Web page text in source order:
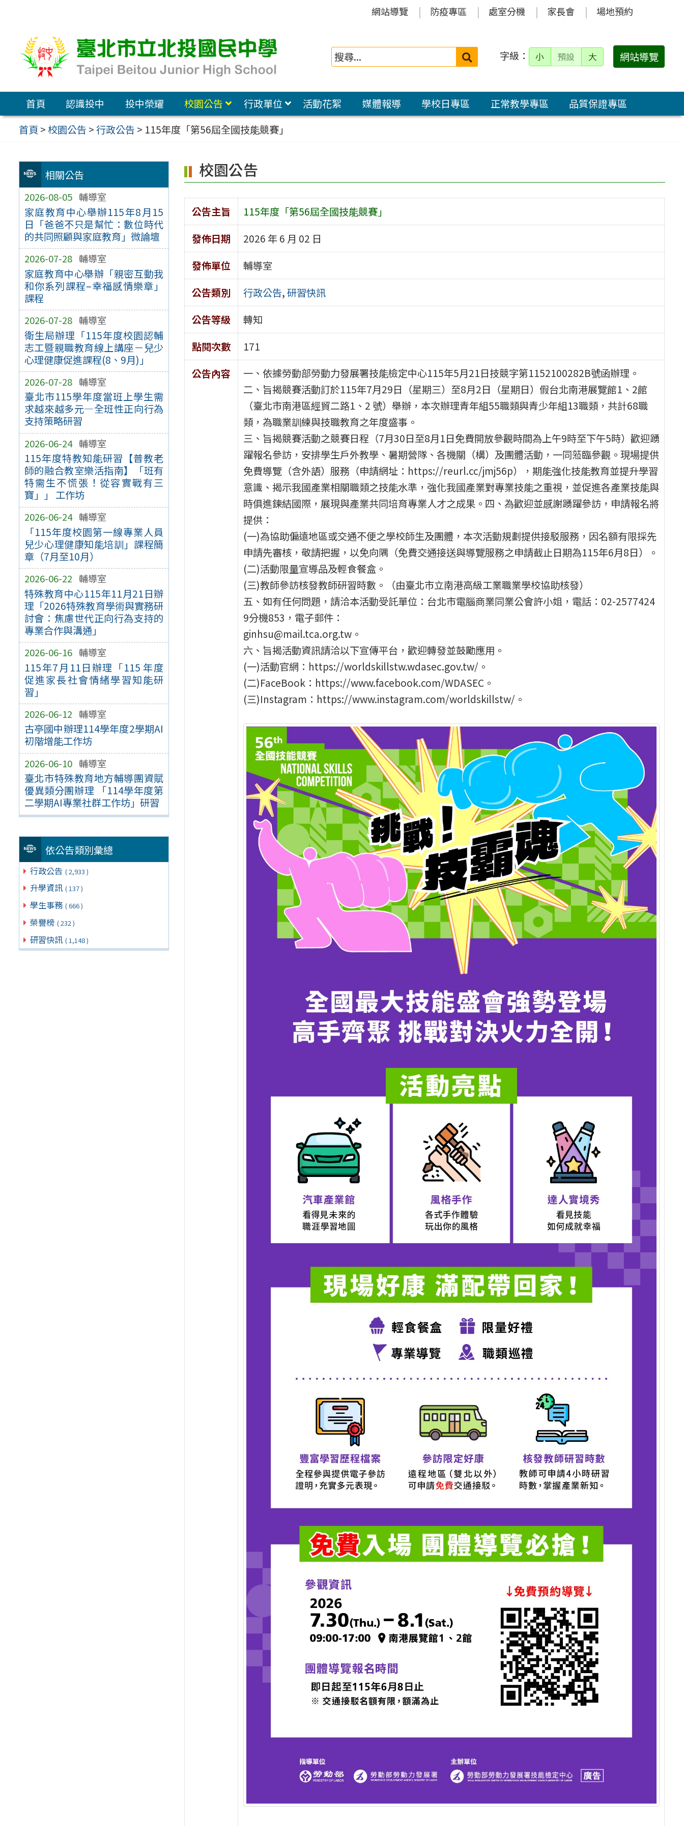
容
區
網站導覽 防疫專區 處室分機 家長會 場地預約
搜
字級： 小 預設 大 網站導覽
首頁 認識投中 投中榮耀 校園公告 行政單位 活動花絮 媒體報導 學校日專區 正常教學專區
品質保證專區
首頁 >校園公告 >行政公告 > 115年度「第56屆全國技能競賽」
相關公告
2026-08-05 輔導室
家庭教育中心舉辦115年8月15
日「爸爸不只是幫忙：數位時代
的共同照顧與家庭教育」微論壇
2026-07-28 輔導室
家庭教育中心舉辦「親密互動我
和你系列課程–幸福感情樂章」
課程
2026-07-28 輔導室
衛生局辦理「115年度校園認輔
志工暨親職教育線上講座－兒少
心理健康促進課程(8、9月)」
2026-07-28 輔導室
臺北市115學年度當班上學生需
求越來越多元—全班性正向行為
支持策略研習
2026-06-24 輔導室
115年度特教知能研習【普教老
師的融合教室樂活指南】「班有
特需生不慌張！從容實戰有三
寶」」 工作坊
2026-06-24 輔導室
「115年度校園第一線專業人員
兒少心理健康知能培訓」課程簡
章（7月至10月）
2026-06-22 輔導室
特殊教育中心115年11月21日辦
理「2026特殊教育學術與實務研
討會：焦慮世代正向行為支持的
專業合作與溝通」
2026-06-16 輔導室
115年7月11日辦理「115 年度
促進家長社會情緒學習知能研
習」
2026-06-12 輔導室
古亭國中辦理114學年度2學期AI
初階增能工作坊
2026-06-10 輔導室
臺北市特殊教育地方輔導團資賦
優異類分團辦理 「114學年度第
二學期AI專業社群工作坊」研習
依公告類別彙總
行政公告 ( 2,933 )
升學資訊 ( 137 )
學生事務 ( 666 )
榮譽榜 ( 232 )
研習快訊 ( 1,148 )
校園公告
公告主旨
115年度「第56屆全國技能競賽」
發佈日期
2026 年 6 月 02 日
發佈單位
輔導室
公告類別
行政公告,研習快訊
公告等級
轉知
點閱次數
171
公告內容
一、依據勞動部勞動力發展署技能檢定中心115年5月21日技競字第1152100282B號函辦理。
二、旨揭競賽活動訂於115年7月29日（星期三）至8月2日（星期日）假台北南港展覽館1、2館
（臺北市南港區經貿二路1、2 號）舉辦，本次辦理青年組55職類與青少年組13職類，共計68職
類，為職業訓練與技職教育之年度盛事。
三、旨揭競賽活動之競賽日程（7月30日至8月1日免費開放參觀時間為上午9時至下午5時）歡迎踴
躍報名參訪，安排學生戶外教學、暑期營隊、各機關（構）及團體活動，一同蒞臨參觀。現場提供
免費導覽（含外語）服務（申請網址：https://reurl.cc/jmj56p），期能強化技能教育並提升學習
意識、揭示我國產業相關職類之技能水準，強化我國產業對專業技能之重視，並促進各產業技能與
時俱進鍊結國際，展現與產業共同培育專業人才之成果。四、為歡迎並感謝踴躍參訪，申請報名將
提供：
(一)為協助偏遠地區或交通不便之學校師生及團體，本次活動規劃提供接駁服務，因名額有限採先
申請先審核，敬請把握，以免向隅（免費交通接送與導覽服務之申請截止日期為115年6月8日）。
(二)活動限量宣導品及輕食餐盒。
(三)教師參訪核發教師研習時數。（由臺北市立南港高級工業職業學校協助核發）
五、如有任何問題，請洽本活動受託單位：台北市電腦商業同業公會許小姐，電話：02-2577424
9分機853，電子郵件：
ginhsu@mail.tca.org.tw。
六、旨揭活動資訊請洽以下宣傳平台，歡迎轉發並鼓勵應用。
(一)活動官網：https://worldskillstw.wdasec.gov.tw/。
(二)FaceBook：https://www.facebook.com/WDASEC。
(三)Instagram：https://www.instagram.com/worldskillstw/。